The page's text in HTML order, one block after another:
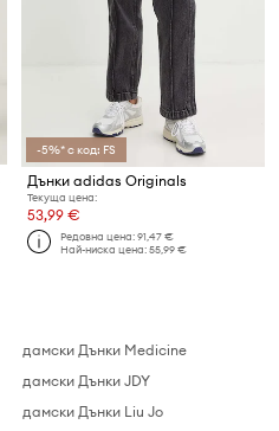
-5%* с код: FS
Дънки adidas Originals
Текуща цена:
53,99 €
Редовна цена:91,47 €
Най-ниска цена:55,99 €
дамски Дънки Medicine
дамски Дънки JDY
дамски Дънки Liu Jo